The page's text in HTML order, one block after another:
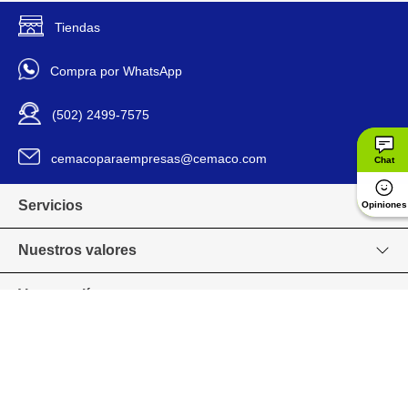
Marca
Modelo
Código SKU 1196381
Tiendas
Compra por WhatsApp
(502) 2499-7575
cemacoparaempresas@cemaco.com
Servicios
Nuestros valores
Venta en línea
Chat
Opiniones